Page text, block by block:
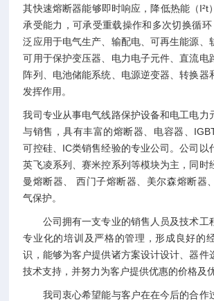
其快速熔断器能够即时响应，降低热能（I²t
承受能力，可承受重载操作和多次切换循
泛应用于电气生产、输配电、可再生能源、
可用于保护变压器、电力电子元件、直流电
阵列、电池储能系统、电源逆变器、转换器
发挥作用。
我司专业从事电气线路保护设备和电工电力
与销售，具有丰富的熔断器、电容器、
可控硅、IC类销售经验的专业公司。公司以
英飞凌系列、赛米控系列等模块为主，同时
曼熔断器、 西门子熔断器、美尔森熔断器
气保护。
公司拥有一支专业的销售人员及技术工
专业化的培训及严格的管理，形成良好的
识，能够为客户提供诸方案设计设计、器件
技术支持，并努力为客户提供优惠的价格及
我司衷心希望能与客户在在今后的合作